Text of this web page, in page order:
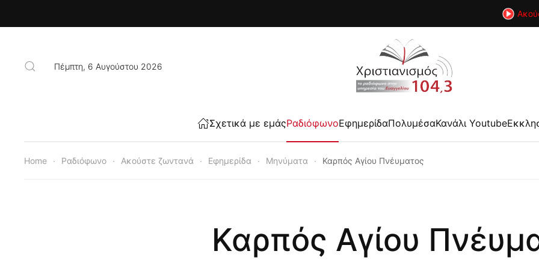
Πέμπτη, 6 Αυγούστου 2026
Σχετικά με εμάςΡαδιόφωνοΕφημερίδαΠολυμέσαΚανάλι Youtube
Home Ραδιόφωνο Ακούστε ζωντανά Εφημερίδα Μηνύματα Καρπός Αγίου Πνέυματος
Καρπός Αγίου